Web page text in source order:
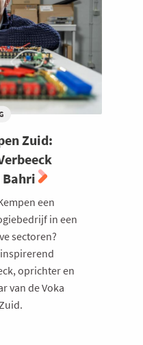
Zuid:
Bahri
een
in een
sectoren?
oprichter en
van de Voka